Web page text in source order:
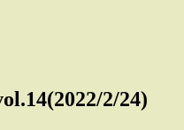
2/24)